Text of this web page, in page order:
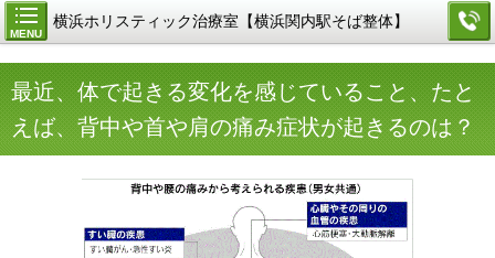
MENU
横浜ホリスティック治療室【横浜関内駅そば整体】
最近、体で起きる変化を感じていること、たと
えば、背中や首や肩の痛み症状が起きるのは？